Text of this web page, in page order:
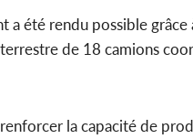
a été rendu possible
terrestre de 18 camions
la capacité de